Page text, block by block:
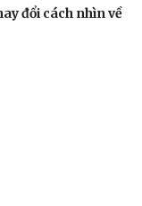
đổi cách nhìn về